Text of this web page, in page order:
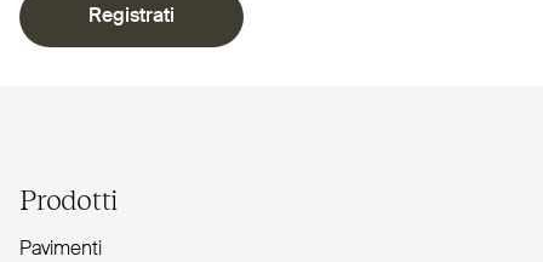
Registrati
Prodotti
Pavimenti